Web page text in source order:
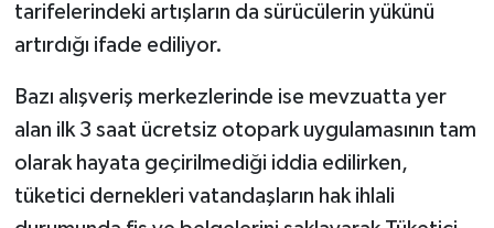
tarifelerindeki artışların da sürücülerin yükünü
artırdığı ifade ediliyor.
Bazı alışveriş merkezlerinde ise mevzuatta yer
alan ilk 3 saat ücretsiz otopark uygulamasının tam
olarak hayata geçirilmediği iddia edilirken,
tüketici dernekleri vatandaşların hak ihlali